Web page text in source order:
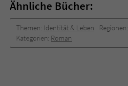
Ähnliche Bücher:
Themen: Identität & Leben Regionen:
Kategorien: Roman